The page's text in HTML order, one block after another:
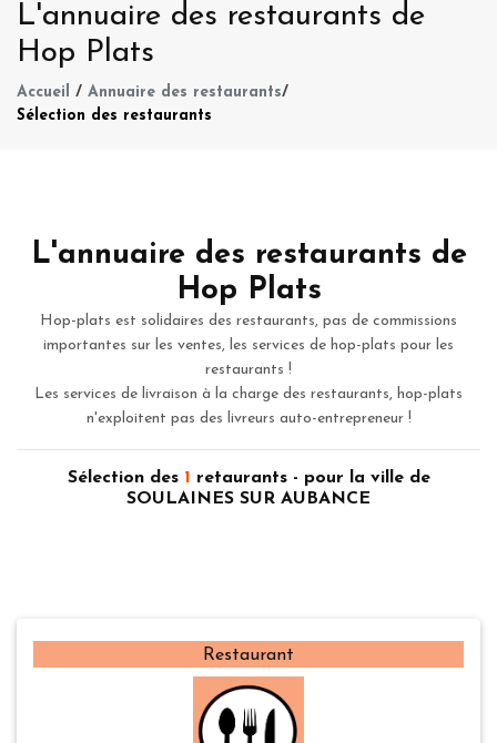
L'annuaire des restaurants de
Hop Plats
Accueil / Annuaire des restaurants/
Sélection des restaurants
L'annuaire des restaurants de
Hop Plats
Hop-plats est solidaires des restaurants, pas de commissions
importantes sur les ventes, les services de hop-plats pour les
restaurants !
Les services de livraison à la charge des restaurants, hop-plats
n'exploitent pas des livreurs auto-entrepreneur !
Sélection des 1 retaurants - pour la ville de
SOULAINES SUR AUBANCE
Restaurant